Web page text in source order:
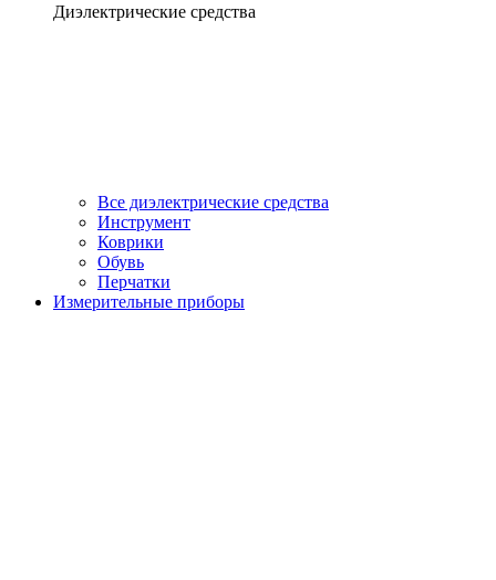
Диэлектрические средства
Все диэлектрические средства
Инструмент
Коврики
Обувь
Перчатки
Измерительные приборы